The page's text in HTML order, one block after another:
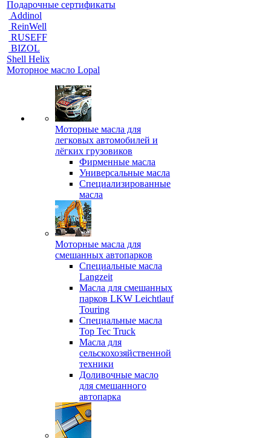
Подарочные сертификаты
Addinol
ReinWell
RUSEFF
BIZOL
Shell Helix
Моторное масло Lopal
Моторные масла для
легковых автомобилей и
лёгких грузовиков
Фирменные масла
Универсальные масла
Специализированные
масла
Моторные масла для
смешанных автопарков
Специальные масла
Langzeit
Масла для смешанных
парков LKW Leichtlauf
Touring
Специальные масла
Top Tec Truck
Масла для
сельскохозяйственной
техники
Доливочные масло
для смешанного
автопарка